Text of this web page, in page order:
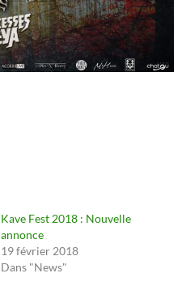
Kave Fest 2018 : Nouvelle
annonce
19 février 2018
Dans "News"